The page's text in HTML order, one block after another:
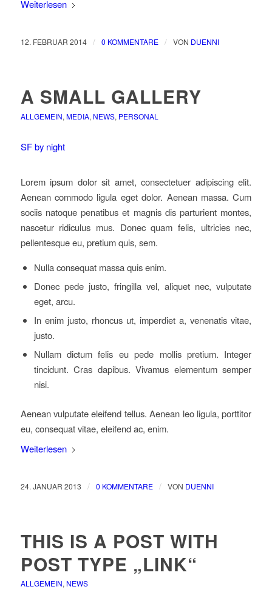
Weiterlesen
12. FEBRUAR 2014 / 0 KOMMENTARE / VON DUENNI
A SMALL GALLERY
ALLGEMEIN, MEDIA, NEWS, PERSONAL
SF by night
Lorem ipsum dolor sit amet, consectetuer adipiscing elit.
Aenean commodo ligula eget dolor. Aenean massa. Cum
sociis natoque penatibus et magnis dis parturient montes,
nascetur ridiculus mus. Donec quam felis, ultricies nec,
pellentesque eu, pretium quis, sem.
Nulla consequat massa quis enim.
Donec pede justo, fringilla vel, aliquet nec, vulputate
eget, arcu.
In enim justo, rhoncus ut, imperdiet a, venenatis vitae,
justo.
Nullam dictum felis eu pede mollis pretium. Integer
tincidunt. Cras dapibus. Vivamus elementum semper
nisi.
Aenean vulputate eleifend tellus. Aenean leo ligula, porttitor
eu, consequat vitae, eleifend ac, enim.
Weiterlesen
24. JANUAR 2013 / 0 KOMMENTARE / VON DUENNI
THIS IS A POST WITH
POST TYPE „LINK“
ALLGEMEIN, NEWS